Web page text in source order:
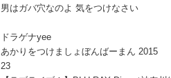
男はガバ穴なのよ 気をつけなさい
ドラゲナyee
あかりをつけましょぼんばーまん 2015
23